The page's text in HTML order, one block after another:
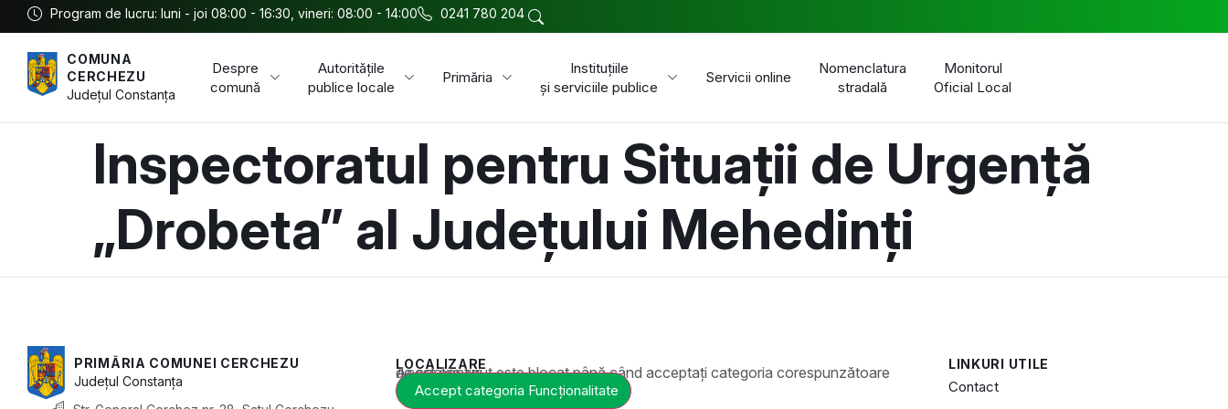
Program de lucru: luni - joi 08:00 - 16:30, vineri: 08:00 - 14:00 0241 780 204
COMUNA
CERCHEZU
JudețulConstanța
Despre
comună
Autoritățile
publice locale
Primăria
Instituțiile
și serviciile publice
Servicii online
Nomenclatura
stradală
Monitorul
Oficial Local
Inspectoratul pentru Situații de Urgență
„Drobeta” al Județului Mehedinți
PRIMĂRIA COMUNEI CERCHEZU
JudețulConstanța
LOCALIZARE
Acest conținut este blocat până când acceptați categoria corespunzătoare de cookie-uri.
Accept categoria Funcționalitate
LINKURI UTILE
Contact